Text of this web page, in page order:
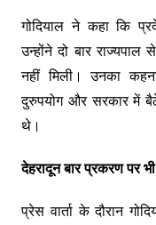
गोदियाल ने कहा कि
उन्होंने दो बार
नहीं मिली। उनका
दुरुपयोग और सरकार में
थे।
देहरादून बार प्रकरण पर
प्रेस वार्ता के दौरान